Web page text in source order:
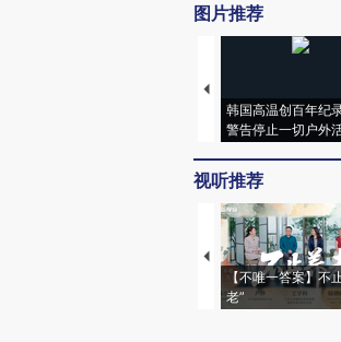
图片推荐
韩国高温创百年纪
警告停止一切户外
视听推荐
【不唯一答案】不
老”